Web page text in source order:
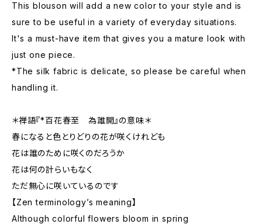
This blouson will add a new color to your style and is
sure to be useful in a variety of everyday situations.
It's a must-have item that gives you a mature look with
just one piece.
*The silk fabric is delicate, so please be careful when
handling it.
＊禅語『*百花春至 為誰開』の意味＊
春になると色とりどりの花が咲くけれども
花は誰のために咲くのだろうか
花は何の計らいもなく
ただ無心に咲いているのです
【Zen terminology’s meaning】
Although colorful flowers bloom in spring